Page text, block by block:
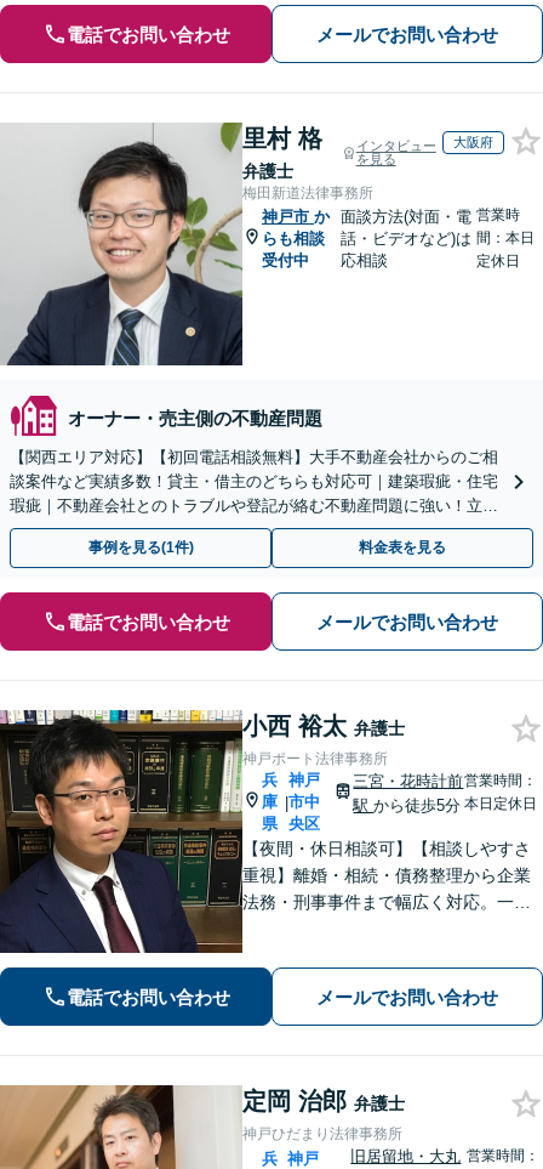
電話でお問い合わせ メールでお問い合わせ
里村 格
弁護士
インタビュー
を見る
大阪府
梅田新道法律事務所
神戸市 か
らも相談
受付中
面談方法(対面・電
話・ビデオなど)は
応相談
営業時
間：本日
定休日
オーナー・売主側の不動産問題
【関西エリア対応】【初回電話相談無料】大手不動産会社からのご相
談案件など実績多数！貸主・借主のどちらも対応可｜建築瑕疵・住宅
瑕疵｜不動産会社とのトラブルや登記が絡む不動産問題に強い！立ち
退き／建物の明け渡し請求【Zooｍ相談可】
事例を見る(1件) 料金表を見る
電話でお問い合わせ メールでお問い合わせ
小西 裕太 弁護士
神戸ポート法律事務所
兵
庫
県
|
神戸
市中
央区
三宮・花時計前
駅から徒歩5分
営業時間：
本日定休日
【夜間・休日相談可】【相談しやすさ
重視】離婚・相続・債務整理から企業
法務・刑事事件まで幅広く対応。一般
（海事補佐人）にも対応可能です。
電話でお問い合わせ メールでお問い合わせ
定岡 治郎 弁護士
神戸ひだまり法律事務所
兵 神戸 旧居留地・大丸 営業時間：